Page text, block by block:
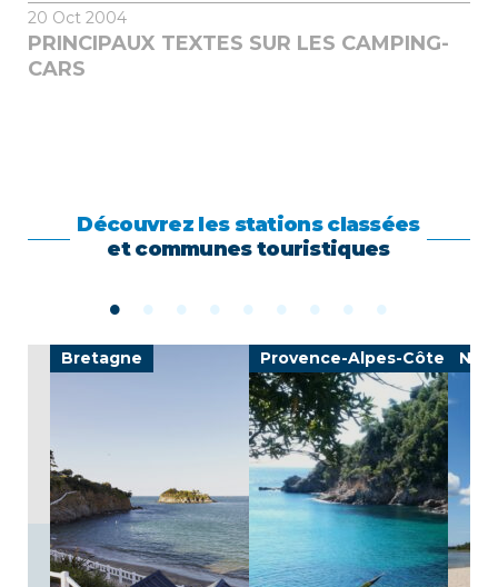
20 Oct 2004
PRINCIPAUX TEXTES SUR LES CAMPING-
CARS
Découvrez les stations classées
et communes touristiques
Bretagne Provence-Alpes-Côte